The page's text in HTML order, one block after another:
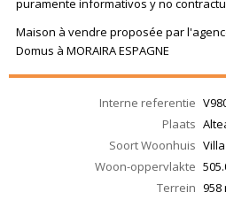
puramente informativos y no
Maison à vendre proposée par
Domus à MORAIRA ESPAGNE
Interne referentie
Plaats
Soort Woonhuis Villa
Woon-oppervlakte
Terrein 958